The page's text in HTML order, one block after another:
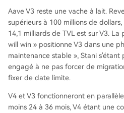
Aave V3 reste une vache à lait.
supérieurs à 100 millions de dollars,
14,1 milliards de TVL est sur V3. La
will win » positionne V3 dans une
maintenance stable », Stani s'étant
engagé à ne pas forcer de
fixer de date limite.
V4 et V3 fonctionneront en
moins 24 à 36 mois, V4 étant une